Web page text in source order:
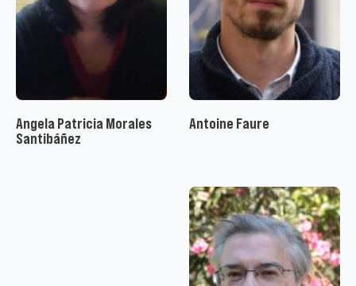
Angela Patricia Morales
Santibáñez
Antoine Faure